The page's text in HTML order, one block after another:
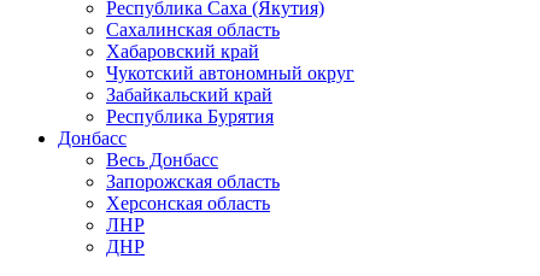
Республика Саха (Якутия)
Сахалинская область
Хабаровский край
Чукотский автономный округ
Забайкальский край
Республика Бурятия
Донбасс
Весь Донбасс
Запорожская область
Херсонская область
ЛНР
ДНР